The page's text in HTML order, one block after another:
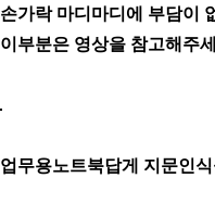
손가락 마디마디에 부담이
이부분은 영상을 참고해주
업무용노트북답게 지문인